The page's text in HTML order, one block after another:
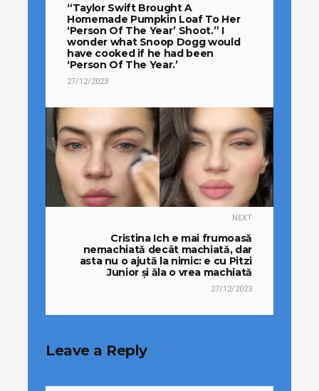
“Taylor Swift Brought A
Homemade Pumpkin Loaf To Her
‘Person Of The Year’ Shoot.” I
wonder what Snoop Dogg would
have cooked if he had been
‘Person Of The Year.’
27/12/2023
NEXT
Cristina Ich e mai frumoasă
nemachiată decât machiată, dar
asta nu o ajută la nimic: e cu Pitzi
Junior și ăla o vrea machiată
27/12/2023
Leave a Reply